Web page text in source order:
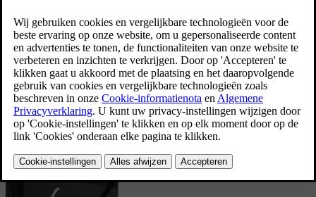
Bijgewerkt 16/03/2023